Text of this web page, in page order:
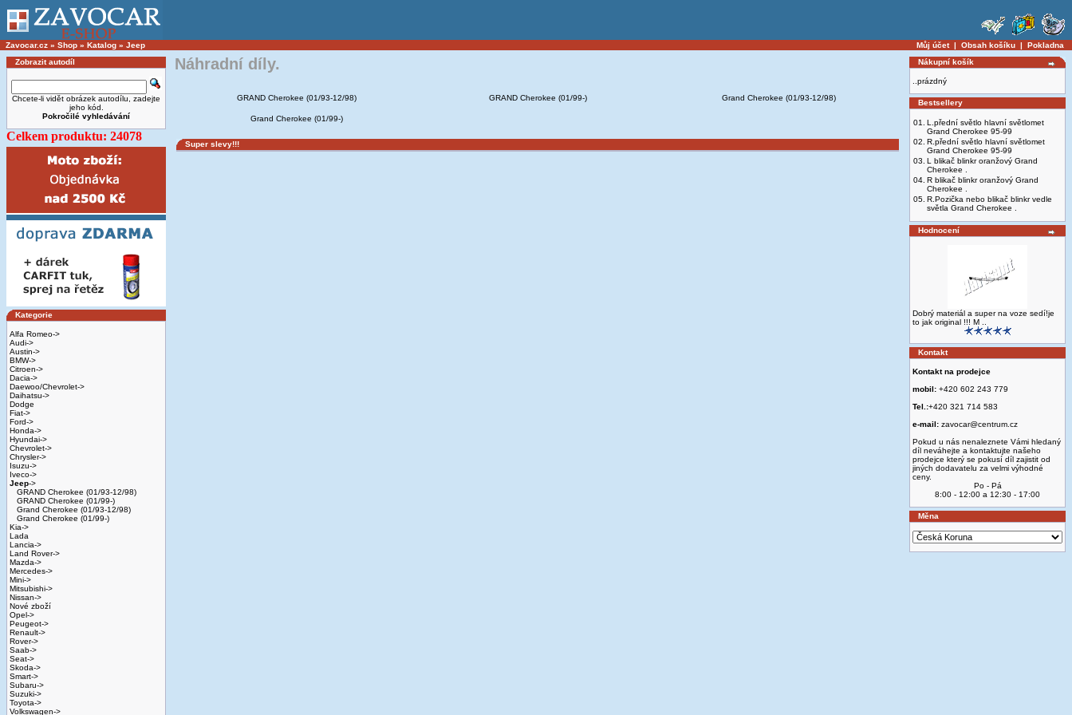
Zavocar.cz » Shop » Katalog » Jeep Můj účet| Obsah košíku | Pokladna
Zobrazit autodíl
Chcete-li vidět obrázek autodílu, zadejte
jeho kód.
Pokročilé vyhledávání
Celkem produktu: 24078
Kategorie
Alfa Romeo->
Audi->
Austin->
BMW->
Citroen->
Dacia->
Daewoo/Chevrolet->
Daihatsu->
Dodge
Fiat->
Ford->
Honda->
Hyundai->
Chevrolet->
Chrysler->
Isuzu->
Iveco->
Jeep->
GRAND Cherokee (01/93-12/98)
GRAND Cherokee (01/99-)
Grand Cherokee (01/93-12/98)
Grand Cherokee (01/99-)
Kia->
Lada
Lancia->
Land Rover->
Mazda->
Mercedes->
Mini->
Mitsubishi->
Nissan->
Nové zboží
Opel->
Peugeot->
Renault->
Rover->
Saab->
Seat->
Skoda->
Smart->
Subaru->
Suzuki->
Toyota->
Volkswagen->
Náhradní díly.
GRAND Cherokee (01/93-12/98) GRAND Cherokee (01/99-) Grand Cherokee (01/93-12/98)
Grand Cherokee (01/99-)
Super slevy!!!
Nákupní košík
..prázdný
Bestsellery
01.
L.přední světlo hlavní světlomet
Grand Cherokee 95-99
02. R.přední světlo hlavní světlomet
Grand Cherokee 95-99
03. L blikač blinkr oranžový Grand
Cherokee .
04. R blikač blinkr oranžový Grand
Cherokee .
05. R.Pozička nebo blikač blinkr vedle
světla Grand Cherokee .
Hodnocení
Dobrý materiál a super na voze sedí!je
to jak original !!! M ..
Kontakt
Kontakt na prodejce
mobil: +420 602 243 779
Tel.:+420 321 714 583
e-mail: zavocar@centrum.cz
Pokud u nás nenaleznete Vámi hledaný
díl neváhejte a kontaktujte našeho
prodejce který se pokusí díl zajistit od
jiných dodavatelu za velmi výhodné
ceny.
Po - Pá
8:00 - 12:00 a 12:30 - 17:00
Měna